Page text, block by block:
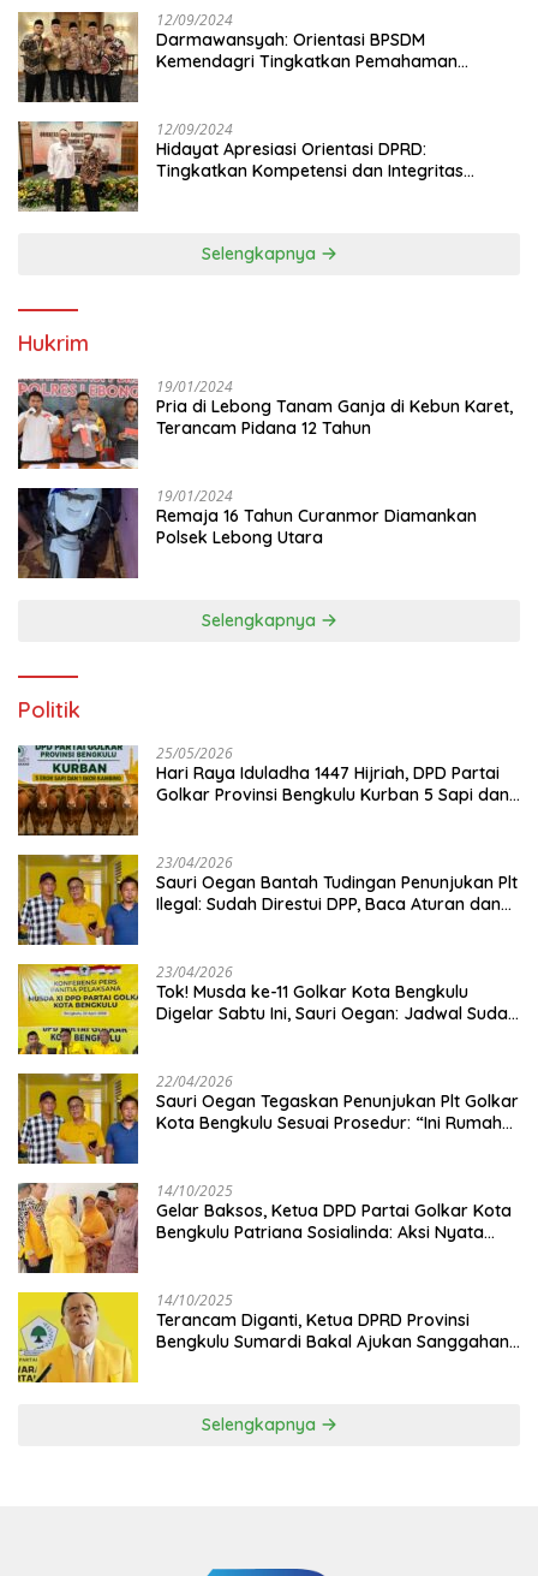
12/09/2024
Darmawansyah: Orientasi BPSDM
Kemendagri Tingkatkan Pemahaman
12/09/2024
Hidayat Apresiasi Orientasi DPRD:
Tingkatkan Kompetensi dan Integritas
Selengkapnya
Hukrim
19/01/2024
Pria di Lebong Tanam Ganja di Kebun Karet,
Terancam Pidana 12 Tahun
19/01/2024
Remaja 16 Tahun Curanmor Diamankan
Polsek Lebong Utara
Selengkapnya
Politik
25/05/2026
Hari Raya Iduladha 1447 Hijriah, DPD Partai
Golkar Provinsi Bengkulu Kurban 5 Sapi dan 1
23/04/2026
Sauri Oegan Bantah Tudingan Penunjukan Plt
Ilegal: Sudah Direstui DPP, Baca Aturan dan
23/04/2026
‎Tok! Musda ke-11 Golkar Kota Bengkulu
Digelar Sabtu Ini, Sauri Oegan: Jadwal Sudah
22/04/2026
Sauri Oegan Tegaskan Penunjukan Plt Golkar
Kota Bengkulu Sesuai Prosedur: “Ini Rumah
14/10/2025
‎Gelar Baksos, Ketua DPD Partai Golkar Kota
Bengkulu Patriana Sosialinda: Aksi Nyata
14/10/2025
Terancam Diganti, Ketua DPRD Provinsi
Bengkulu Sumardi Bakal Ajukan Sanggahan
Selengkapnya